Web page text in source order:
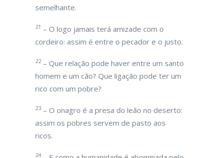
semelhante.
21 – O logo jamais terá amizade com o
cordeiro: assim é entre o pecador e o justo.
22– Que relação pode haver entre um santo
homem e um cão? Que ligação pode ter um
rico com um pobre?
23 – O onagro é a presa do leão no deserto:
assim os pobres servem de pasto aos
ricos.
24